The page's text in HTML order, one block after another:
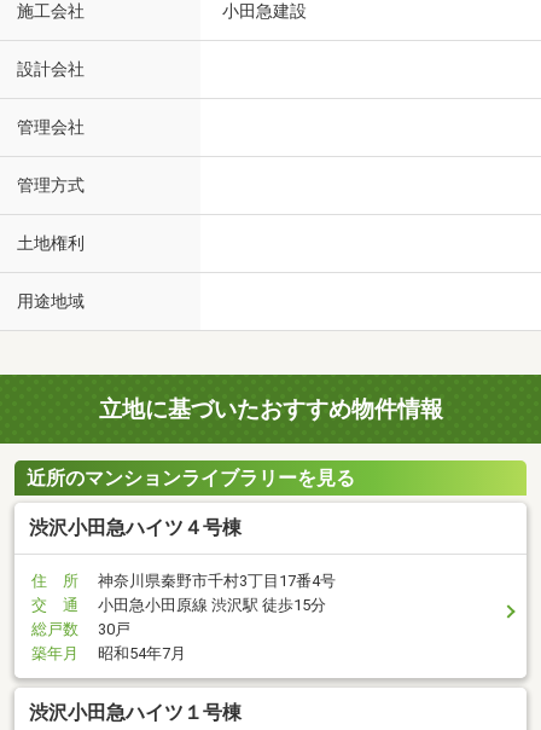
施工会社 小田急建設
設計会社
管理会社
管理方式
土地権利
用途地域
立地に基づいたおすすめ物件情報
近所のマンションライブラリーを見る
渋沢小田急ハイツ４号棟
住 所
神奈川県秦野市千村3丁目17番4号
交 通
小田急小田原線 渋沢駅 徒歩15分
総戸数
30戸
築年月
昭和54年7月
渋沢小田急ハイツ１号棟